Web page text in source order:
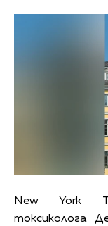
New York
токсиколога